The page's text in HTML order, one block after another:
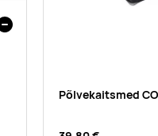
Põlvekaitsmed